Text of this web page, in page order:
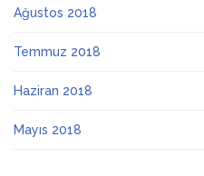
Ağustos 2018
Temmuz 2018
Haziran 2018
Mayıs 2018